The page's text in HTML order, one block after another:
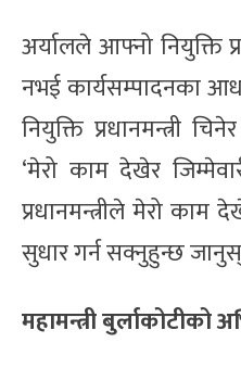
अर्यालले आफ्नो नियुक्ति
नभई कार्यसम्पादनका
नियुक्ति प्रधानमन्त्री
‘मेरो काम देखेर
प्रधानमन्त्रीले मेरो काम
सुधार गर्न सक्नुहुन्छ
महामन्त्री बुर्लाकोटीको